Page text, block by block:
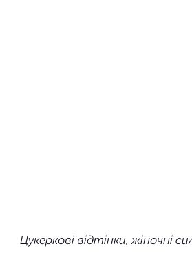
Цукеркові відтінки, жіночні